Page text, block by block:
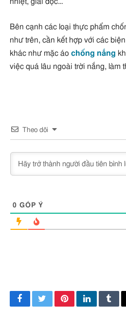
Bên cạnh các loại thực phẩm
như trên, cần kết hợp với các
khác như mặc áo chống nắng
việc quá lâu ngoài trời nắng, làm
Theo dõi
0 GÓP Ý
Facebook
TwitterPinterestLinkedIn